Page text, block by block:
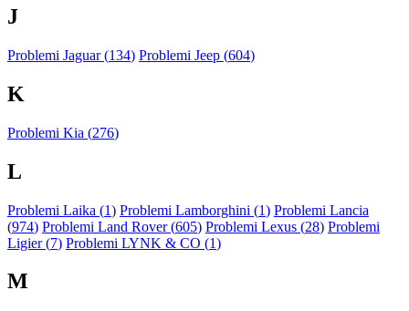
J
Problemi Jaguar (134) Problemi Jeep (604)
K
Problemi Kia (276)
L
Problemi Laika (1) Problemi Lamborghini (1) Problemi Lancia
(974) Problemi Land Rover (605) Problemi Lexus (28) Problemi
Ligier (7) Problemi LYNK & CO (1)
M